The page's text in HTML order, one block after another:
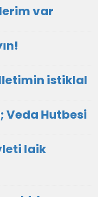
var
istiklal
Veda Hutbesi
laik